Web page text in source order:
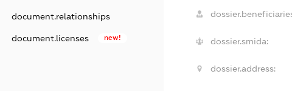
document.relationships
document.licenses new! dossier.smida:
dossier.address: